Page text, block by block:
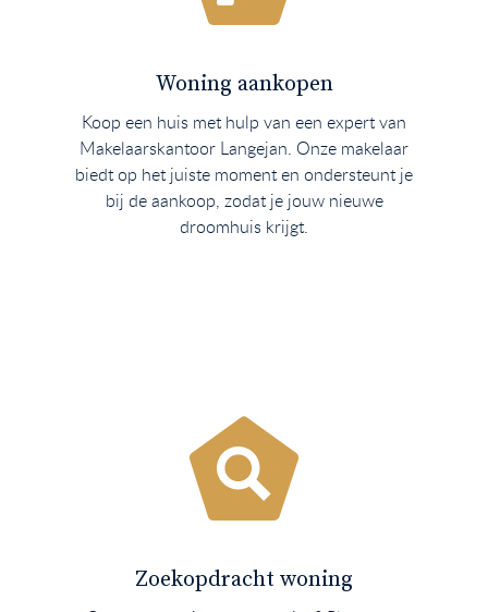
Woning aankopen
Koop een huis met hulp van een expert van
Makelaarskantoor Langejan. Onze makelaar
biedt op het juiste moment en ondersteunt je
bij de aankoop, zodat je jouw nieuwe
droomhuis krijgt.
Zoekopdracht woning